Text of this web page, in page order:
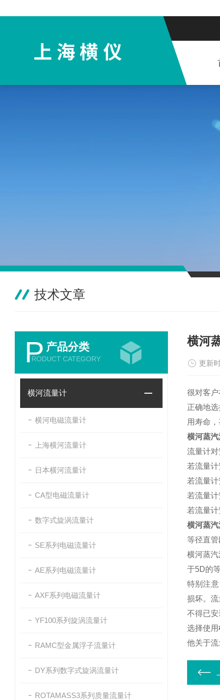
技术文章
P 产品分类
RODUCT CATEGORY
横河流量计
横河电磁流量计
上海横河流量计
日本横河流量计
CA型电磁流量计
数字式旋涡流量计
SE系列电磁流量计
AE系列电磁流量计
AXF系列电磁流量计
YF100系列旋涡流量计
RAMC型金属浮子流量计
DY系列数字式旋涡流量计
ROTAMASS3系列质量流量计
横河
更新
很对客
正确地
用寿命
横河蒸
流量计
若流量
若流量
若流量
若流量
横河蒸
等径直
横河蒸
于5D的
特别注
损坏。
不得已
选择使用
他关于